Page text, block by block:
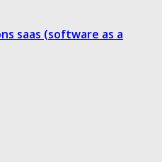
saas (software as a